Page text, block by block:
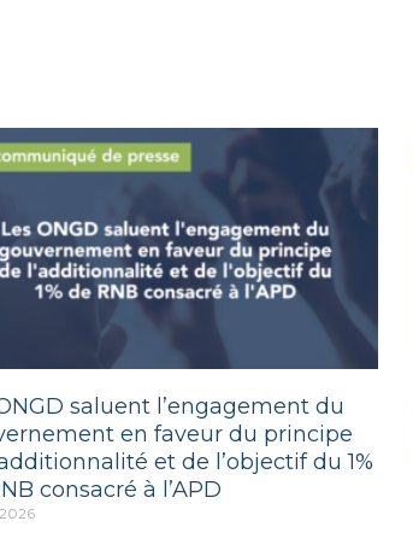
saluent l’engagement du
en faveur du principe
et de l’objectif du 1%
consacré à l’APD